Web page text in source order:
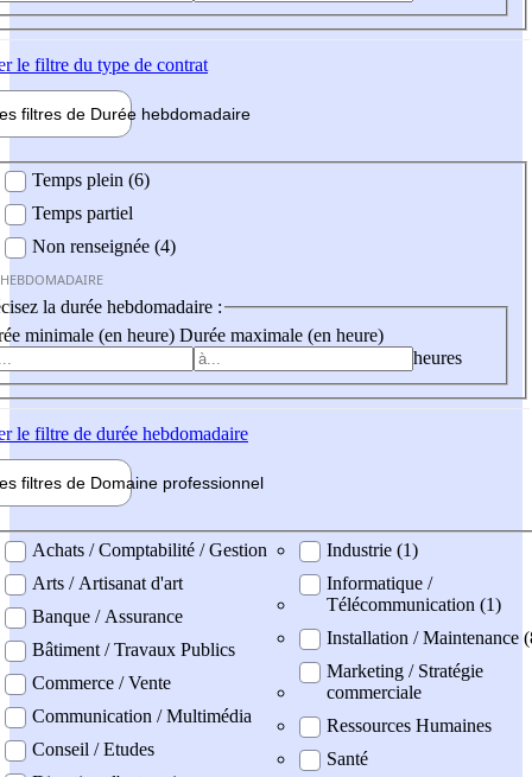
le filtre du type de contrat
filtres de Durée hebdomadaire
Temps plein (6)
Temps partiel
Non renseignée (4)
la durée hebdomadaire :
minimale (en heure) Durée maximale (en heure)
heures
le filtre de durée hebdomadaire
filtres de Domaine professionnel
professionel
Achats / Comptabilité / Gestion
Arts / Artisanat d'art
Banque / Assurance
Bâtiment / Travaux Publics
Commerce / Vente
Communication / Multimédia
Conseil / Etudes
Industrie (1)
Informatique /
Télécommunication (1)
Installation / Maintenance
Marketing / Stratégie
commerciale
Ressources Humaines
Santé